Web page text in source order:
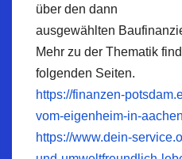
über den dann
ausgewählten
Mehr zu der Thematik
folgenden Seiten.
https://finanzen-
vom-eigenheim-in-
https://www.dein-